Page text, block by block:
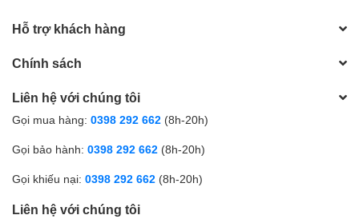
Hỗ trợ khách hàng
Chính sách
Liên hệ với chúng tôi
Gọi mua hàng: 0398 292 662 (8h-20h)
Gọi bảo hành: 0398 292 662 (8h-20h)
Gọi khiếu nại: 0398 292 662 (8h-20h)
Liên hệ với chúng tôi